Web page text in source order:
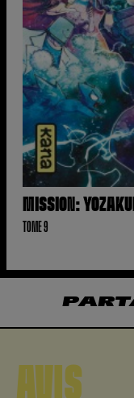
MISSION:
TOME 9
AVIS